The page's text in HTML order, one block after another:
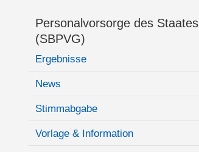
Personalvorsorge des Staates
(SBPVG)
Ergebnisse
News
Stimmabgabe
Vorlage & Information